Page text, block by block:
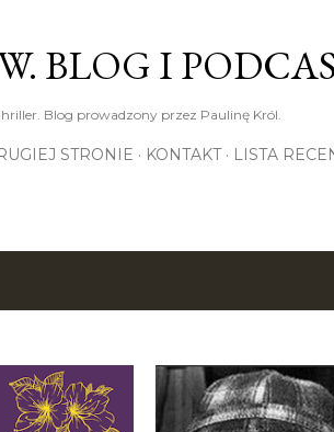
BLOG I
Blog prowadzony przez Paulinę Król.
STRONIE KONTAKT LISTA